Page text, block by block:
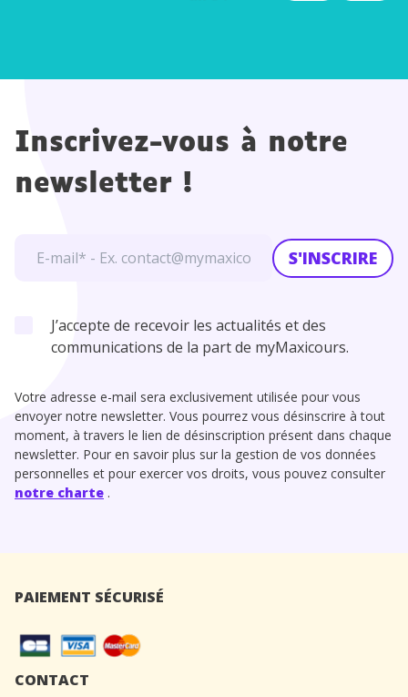
Inscrivez-vous à notre
newsletter !
S'INSCRIRE
J’accepte de recevoir les actualités et des
communications de la part de myMaxicours.
Votre adresse e-mail sera exclusivement utilisée pour vous
envoyer notre newsletter. Vous pourrez vous désinscrire à tout
moment, à travers le lien de désinscription présent dans chaque
newsletter. Pour en savoir plus sur la gestion de vos données
personnelles et pour exercer vos droits, vous pouvez consulter
notre charte .
PAIEMENT SÉCURISÉ
CONTACT